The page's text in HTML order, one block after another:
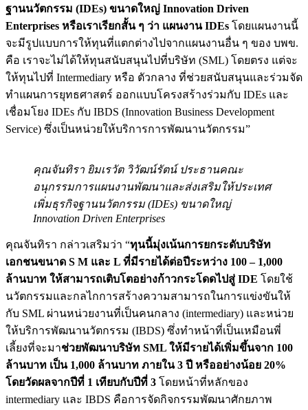
ฐานนวัตกรรม (IDEs) ขนาดใหญ่ Innovation Driven
Enterprises หรือเราเรียกสั้น ๆ ว่า แผนงาน IDEs โดยแผนงานนี้
จะมีรูปแบบการให้ทุนที่แตกต่างไปจากแผนงานอื่น ๆ ของ บพข.
คือ เราจะไม่ได้ให้ทุนสนับสนุนไปที่บริษัท (SML) โดยตรง แต่จะ
ให้ทุนไปที่ Intermediary หรือ ตัวกลาง ที่ช่วยสนับสนุนและร่วมจัด
ทำแผนการยุทธศาสตร์ ออกแบบโครงสร้างร่วมกับ IDEs และ
เชื่อมโยง IDEs กับ IBDS (Innovation Business Development
Service) ซึ่งเป็นหน่วยให้บริการการพัฒนานวัตกรรม”
คุณจันทิรา ยิมเรวัต วิวัฒน์รัตน์ ประธานคณะ
อนุกรรมการแผนงานพัฒนาและส่งเสริมให้ประเทศ
เพิ่มธุรกิจฐานนวัตกรรม (IDEs) ขนาดใหญ่
Innovation Driven Enterprises
คุณจันทิรา กล่าวเสริมว่า “ทุนนี้มุ่งเน้นการยกระดับบริษัท
เอกชนขนาด S M และ L ที่มีรายได้ต่อปีระหว่าง 100 – 1,000
ล้านบาท ให้สามารถเติบโตอย่างก้าวกระโดดไปสู่ IDE โดยใช้
นวัตกรรมและกลไกการสร้างความสามารถในการแข่งขันให้
กับ SML ผ่านหน่วยงานที่เป็นคนกลาง (intermediary) และหน่วย
ให้บริการพัฒนานวัตกรรม (IBDS) ซึ่งทำหน้าที่เป็นเหมือนพี่
เลี้ยงที่จะมาช่วยพัฒนาบริษัท SML ให้มีรายได้เพิ่มขึ้นจาก 100
ล้านบาท เป็น 1,000 ล้านบาท ภายใน 3 ปี หรืออย่างน้อย 20%
โดยวัดผลจากปีที่ 1 เทียบกับปีที่ 3 โดยหน้าที่หลักของ
intermediary และ IBDS คือการจัดกิจกรรมพัฒนาศักยภาพ